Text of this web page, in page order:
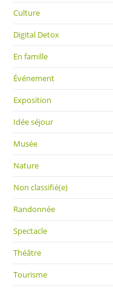
Culture
Digital Detox
En famille
Événement
Exposition
Idée séjour
Musée
Nature
Non classifié(e)
Randonnée
Spectacle
Théâtre
Tourisme